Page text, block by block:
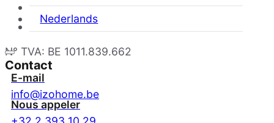
Nederlands
N° TVA: BE 1011.839.662
Contact
E-mail
info@izohome.be
Nous appeler